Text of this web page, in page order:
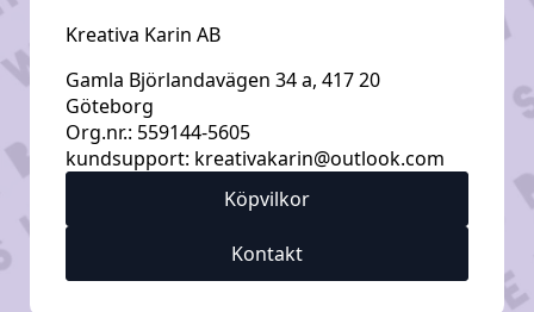
Kreativa Karin AB
Gamla Björlandavägen 34 a, 417 20
Göteborg
Org.nr.: 559144-5605
kundsupport: kreativakarin@outlook.com
Köpvilkor
Kontakt